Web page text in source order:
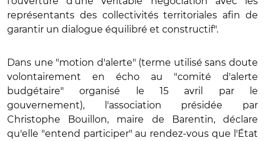
représentants des collectivités territoriales afin de
garantir un dialogue équilibré et constructif".
Dans une "motion d'alerte" (terme utilisé sans doute
volontairement en écho au "comité d'alerte
budgétaire" organisé le 15 avril par le
gouvernement), l'association présidée par
Christophe Bouillon, maire de Barentin, déclare
qu'elle "entend participer" au rendez-vous que l'État